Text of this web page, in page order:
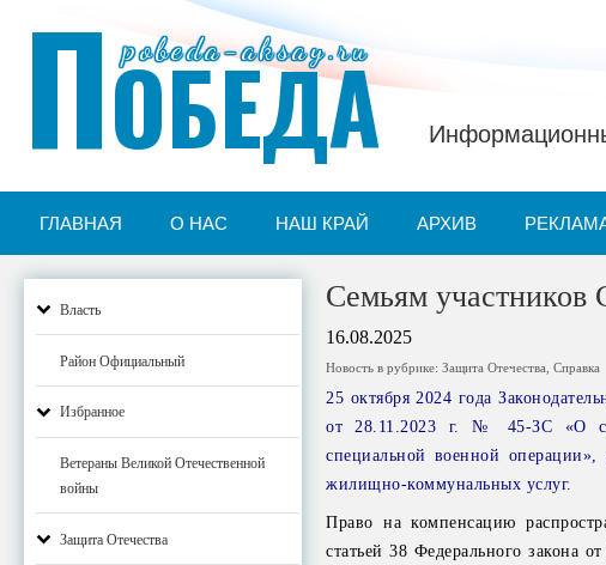
pobeda-aksay.ru
ПОБЕДА
ГЛАВНАЯ О НАС НАШ КРАЙ АРХИВ
Власть
Район Официальный
Избранное
Ветераны Великой Отечественной
войны
Защита Отечества
Семьям
16.08.2025
Новость в рубрике:Защита Отечества ,Справка
25 октября 2024 года
от 28.11.2023 г. № 45-ЗС «О
специальной военной
жилищно-коммунальных услуг.
Право на компенсацию
статьей 38 Федерального закона